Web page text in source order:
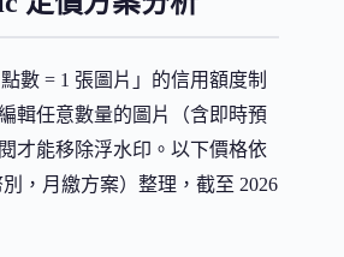
數 = 1 張圖片」的信用額度制
輯任意數量的圖片（含即時預
才能移除浮水印。以下價格依
，月繳方案）整理，截至 2026